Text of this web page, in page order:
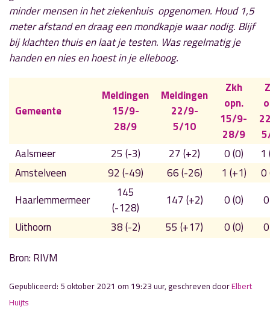
minder mensen in het ziekenhuis opgenomen. Houd 1,5
meter afstand en draag een mondkapje waar nodig. Blijf
bij klachten thuis en laat je testen. Was regelmatig je
handen en nies en hoest in je elleboog.
Gemeente
Meldingen
15/9-
28/9
Meldingen
22/9-
5/10
Zkh
opn.
15/9-
28/9
Aalsmeer
25 (-3) 27 (+2) 0 (0)
1
Amstelveen
92 (-49) 66 (-26) 1 (+1)
0
Haarlemmermeer
145
(-128)
147 (+2) 0 (0)
Uithoorn
38 (-2) 55 (+17) 0 (0)
Bron: RIVM
Gepubliceerd: 5 oktober 2021 om 19:23 uur, geschreven doorElbert
Huijts